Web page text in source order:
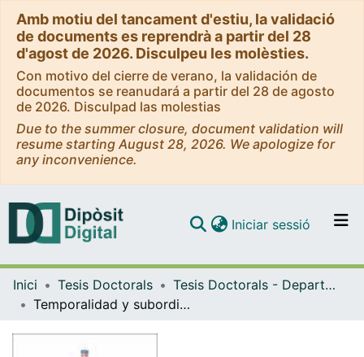
Amb motiu del tancament d'estiu, la validació
de documents es reprendrà a partir del 28
d'agost de 2026. Disculpeu les molèsties.
Con motivo del cierre de verano, la validación de
documentos se reanudará a partir del 28 de agosto
de 2026. Disculpad las molestias
Due to the summer closure, document validation will
resume starting August 28, 2026. We apologize for
any inconvenience.
Navega per tot el DD
Iniciar sessió (current)
Inici Tesis Doctorals
Tesis Doctorals - Departament - Filologia Hispànica
Temporalidad y subordinación en español